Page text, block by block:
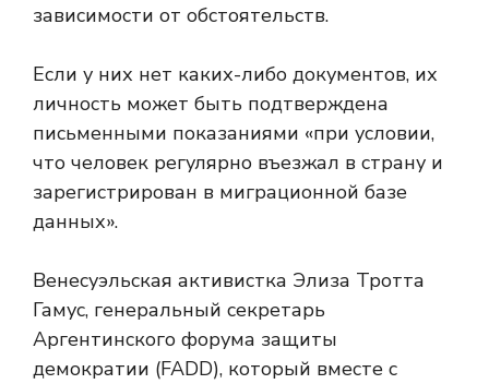
зависимости от обстоятельств.
Если у них нет каких-либо документов, их
личность может быть подтверждена
письменными показаниями «при условии,
что человек регулярно въезжал в страну и
зарегистрирован в миграционной базе
данных».
Венесуэльская активистка Элиза Тротта
Гамус, генеральный секретарь
Аргентинского форума защиты
демократии (FADD), который вместе с